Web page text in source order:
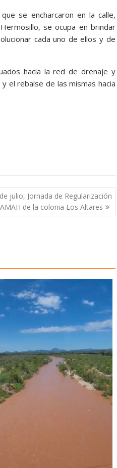
se encharcaron en la calle,
se ocupa en brindar
cada uno de ellos y de
hacia la red de drenaje y
el rebalse de las mismas hacia
julio, Jornada de Regularización
de la colonia Los Altares